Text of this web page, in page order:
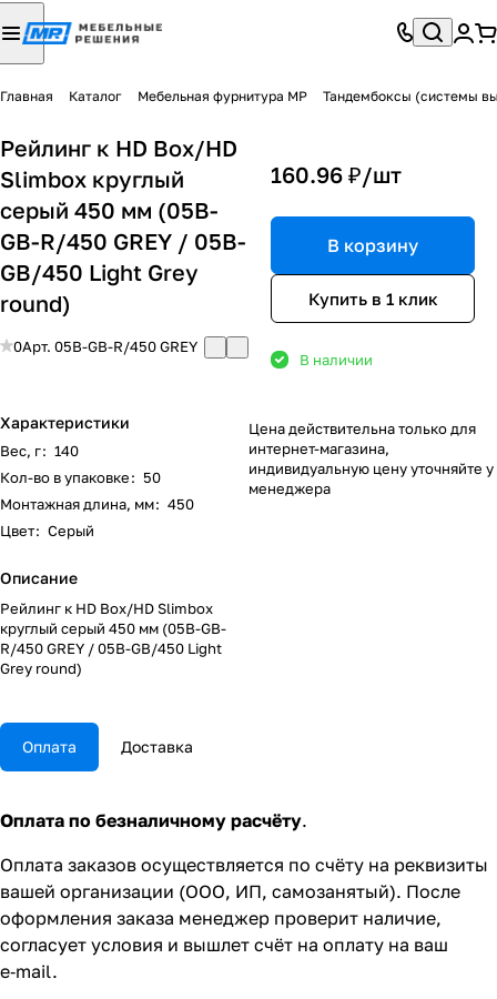
Главная Каталог Мебельная фурнитура МР Тандембоксы (системы
Рейлинг к HD Box/HD
Slimbox круглый
серый 450 мм (05B-
GB-R/450 GREY / 05B-
GB/450 Light Grey
round)
0Арт. 05B-GB-R/450 GREY
Характеристики
Вес, г: 140
Кол-во в упаковке: 50
Монтажная длина, мм: 450
Цвет: Серый
Описание
Рейлинг к HD Box/HD Slimbox
круглый серый 450 мм (05B-GB-
R/450 GREY / 05B-GB/450 Light
Grey round)
160.96 ₽/шт
В корзину
Купить в 1 клик
В наличии
Цена действительна только для
интернет-магазина,
индивидуальную цену уточняйте у
менеджера
Оплата Доставка
Оплата по безналичному расчёту.
Оплата заказов осуществляется по счёту на реквизиты
вашей организации (ООО, ИП, самозанятый). После
оформления заказа менеджер проверит наличие,
согласует условия и вышлет счёт на оплату на ваш
e‑mail.